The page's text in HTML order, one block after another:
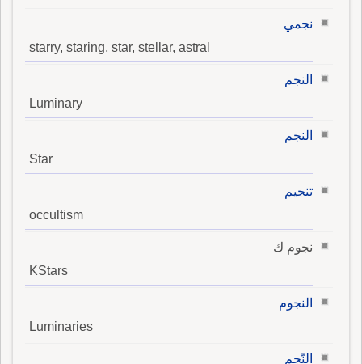
نجمي
starry, staring, star, stellar, astral
النجم
Luminary
النجم
Star
تنجيم
occultism
نجوم ك
KStars
النجوم
Luminaries
النّجم